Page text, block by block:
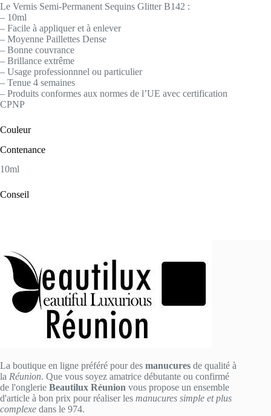
Le Vernis Semi-Permanent Sequins Glitter B142 :
– 10ml
– Facile à appliquer et à enlever
– Moyenne Paillettes Dense
– Bonne couvrance
– Brillance extrême
– Usage professionnnel ou particulier
– Tenue 4 semaines
– Produits conformes aux normes de l’UE avec certification
CPNP
Couleur
Contenance
10ml
Conseil
La boutique en ligne préféré pour des manucures de qualité à
la Réunion. Que vous soyez amatrice débutante ou confirmé
de l'onglerie Beautilux Réunion vous propose un ensemble
d'article à bon prix pour réaliser les manucures simple et plus
complexe dans le 974.